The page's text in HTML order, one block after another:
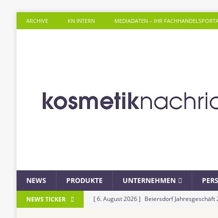
ARCHIVE KN INTERN MEDIADATEN – IHR
NEWS PRODUKTE UNTERNEHMEN
NEWS TICKER [ 6. August 2026 ] Beiersdorf Jahresgeschäft